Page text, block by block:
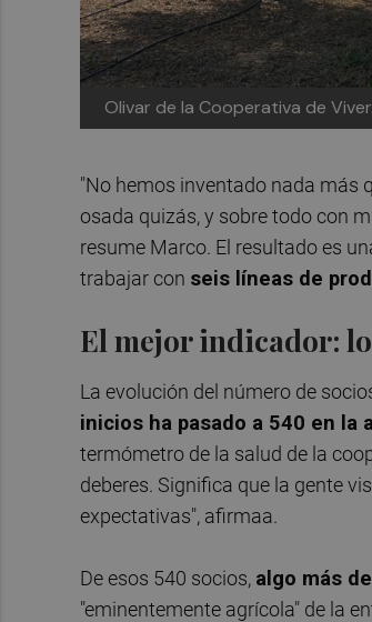
Olivar de la Cooperativa de Viver.
"No hemos inventado nada más
osada quizás, y sobre todo con
resume Marco. El resultado es
trabajar con seis líneas de
El mejor indicador:
La evolución del número de
inicios ha pasado a 540 en la
termómetro de la salud de la
deberes. Significa que la gente
expectativas", afirmaa.
De esos 540 socios, algo más
"eminentemente agrícola" de la